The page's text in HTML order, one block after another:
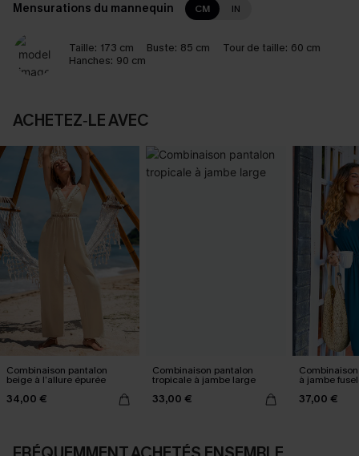
Mensurations du mannequin CM IN
Taille: 173 cm Buste: 85 cm Tour de taille: 60 cm
Hanches: 90 cm
ACHETEZ‑LE AVEC
Combinaison pantalon
beige à l’allure épurée
34,00 €
Combinaison pantalon
tropicale à jambe large
33,00 €
à jambe
37,00 €